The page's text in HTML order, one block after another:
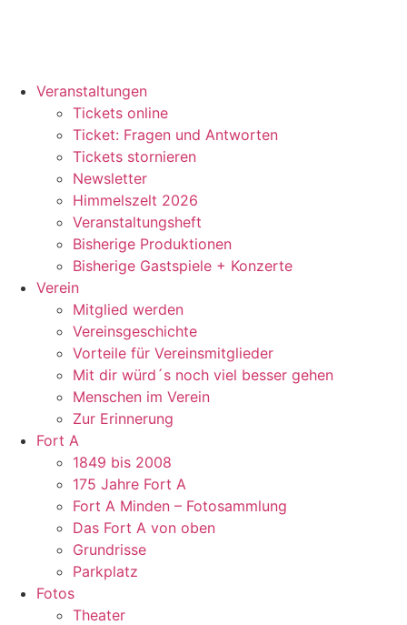
Veranstaltungen
Tickets online
Ticket: Fragen und Antworten
Tickets stornieren
Newsletter
Himmelszelt 2026
Veranstaltungsheft
Bisherige Produktionen
Bisherige Gastspiele + Konzerte
Verein
Mitglied werden
Vereinsgeschichte
Vorteile für Vereinsmitglieder
Mit dir würd´s noch viel besser gehen
Menschen im Verein
Zur Erinnerung
Fort A
1849 bis 2008
175 Jahre Fort A
Fort A Minden – Fotosammlung
Das Fort A von oben
Grundrisse
Parkplatz
Fotos
Theater